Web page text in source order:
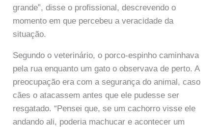
grande”, disse o profissional, descrevendo o
momento em que percebeu a veracidade da
situação.
Segundo o veterinário, o porco-espinho caminhava
pela rua enquanto um gato o observava de perto. A
preocupação era com a segurança do animal, caso
cães o atacassem antes que ele pudesse ser
resgatado. “Pensei que, se um cachorro visse ele
andando ali, poderia machucar e acontecer um